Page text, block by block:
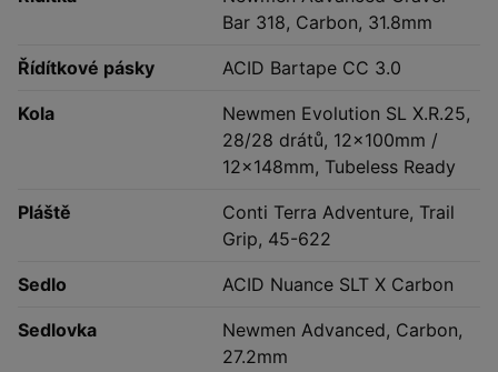
Bar 318, Carbon, 31.8mm
Řídítkové pásky ACID Bartape CC 3.0
Kola
Newmen Evolution SL X.R.25,
28/28 drátů, 12x100mm /
12x148mm, Tubeless Ready
Pláště
Conti Terra Adventure, Trail
Grip, 45-622
Sedlo ACID Nuance SLT X Carbon
Sedlovka
Newmen Advanced, Carbon,
27.2mm